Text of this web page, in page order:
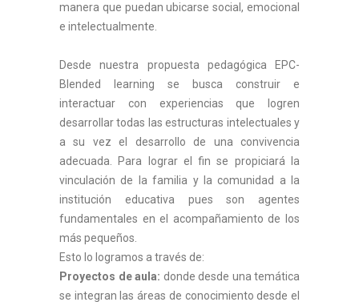
manera que puedan ubicarse social, emocional
e intelectualmente.
Desde nuestra propuesta pedagógica EPC-
Blended learning se busca construir e
interactuar con experiencias que logren
desarrollar todas las estructuras intelectuales y
a su vez el desarrollo de una convivencia
adecuada. Para lograr el fin se propiciará la
vinculación de la familia y la comunidad a la
institución educativa pues son agentes
fundamentales en el acompañamiento de los
más pequeños.
Esto lo logramos a través de:
Proyectos de aula: donde desde una temática
se integran las áreas de conocimiento desde el